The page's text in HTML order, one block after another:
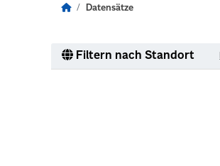
Datensätze
Filtern nach Standort